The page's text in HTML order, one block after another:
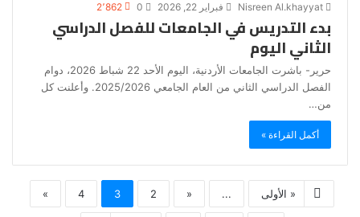
فبراير 22, 2026 2٬862
بدء التدريس في الجامعات للفصل الدراسي
الثاني اليوم
حرير- باشرت الجامعات الأردنية، اليوم الأحد 22 شباط 2026، دوام
الفصل الدراسي الثاني من العام الجامعي 2025/2026. وأعلنت كل
من…
أكمل القراءة »
« الأولى ...
«
2
3
4
»